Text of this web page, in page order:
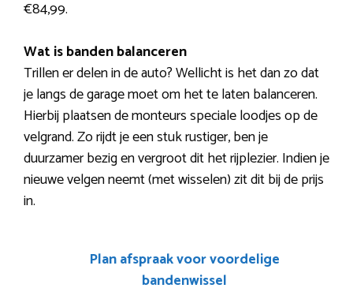
€84,99.
Wat is banden balanceren
Trillen er delen in de auto? Wellicht is het dan zo dat
je langs de garage moet om het te laten balanceren.
Hierbij plaatsen de monteurs speciale loodjes op de
velgrand. Zo rijdt je een stuk rustiger, ben je
duurzamer bezig en vergroot dit het rijplezier. Indien je
nieuwe velgen neemt (met wisselen) zit dit bij de prijs
in.
Plan afspraak voor voordelige
bandenwissel